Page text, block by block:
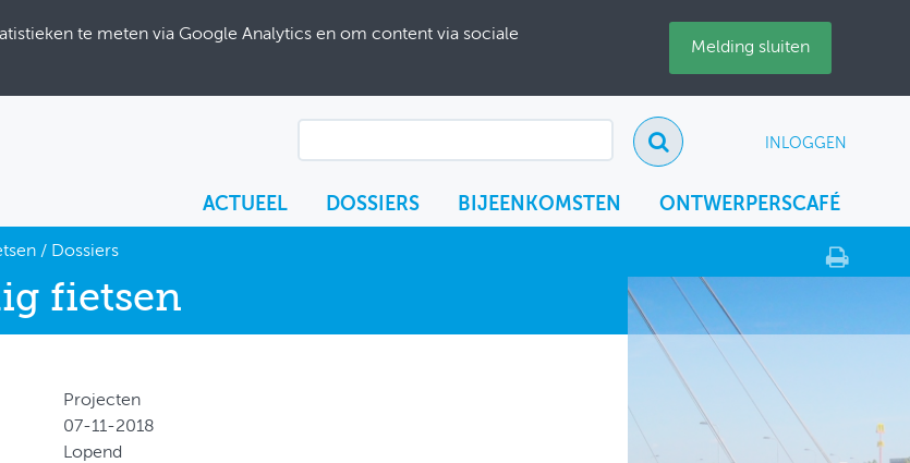
te meten via Google Analytics en om content via sociale
Melding sluiten
INLOGGEN
ACTUEEL DOSSIERS BIJEENKOMSTEN ONTWERPERSCAFÉ
/ Dossiers
fietsen
Projecten
07-11-2018
Lopend